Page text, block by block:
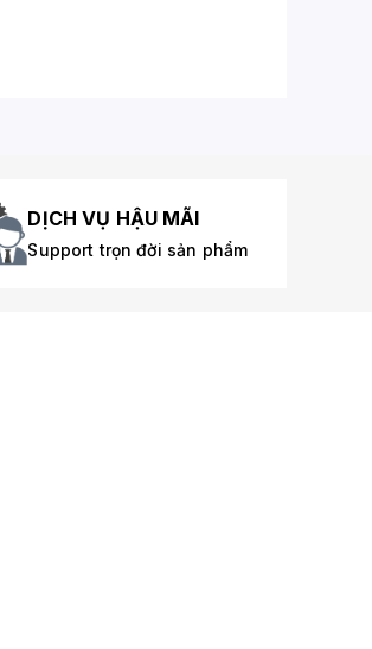
DỊCH VỤ HẬU MÃI
Support trọn đời sản phẩm